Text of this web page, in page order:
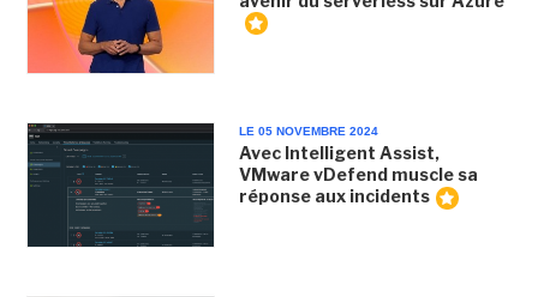
LE 05 NOVEMBRE 2024
Avec Intelligent Assist,
VMware vDefend muscle sa
réponse aux incidents